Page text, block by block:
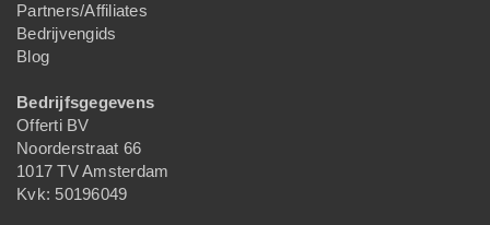
Partners/Affiliates
Bedrijvengids
Blog
Bedrijfsgegevens
Offerti BV
Noorderstraat 66
1017 TV Amsterdam
Kvk: 50196049